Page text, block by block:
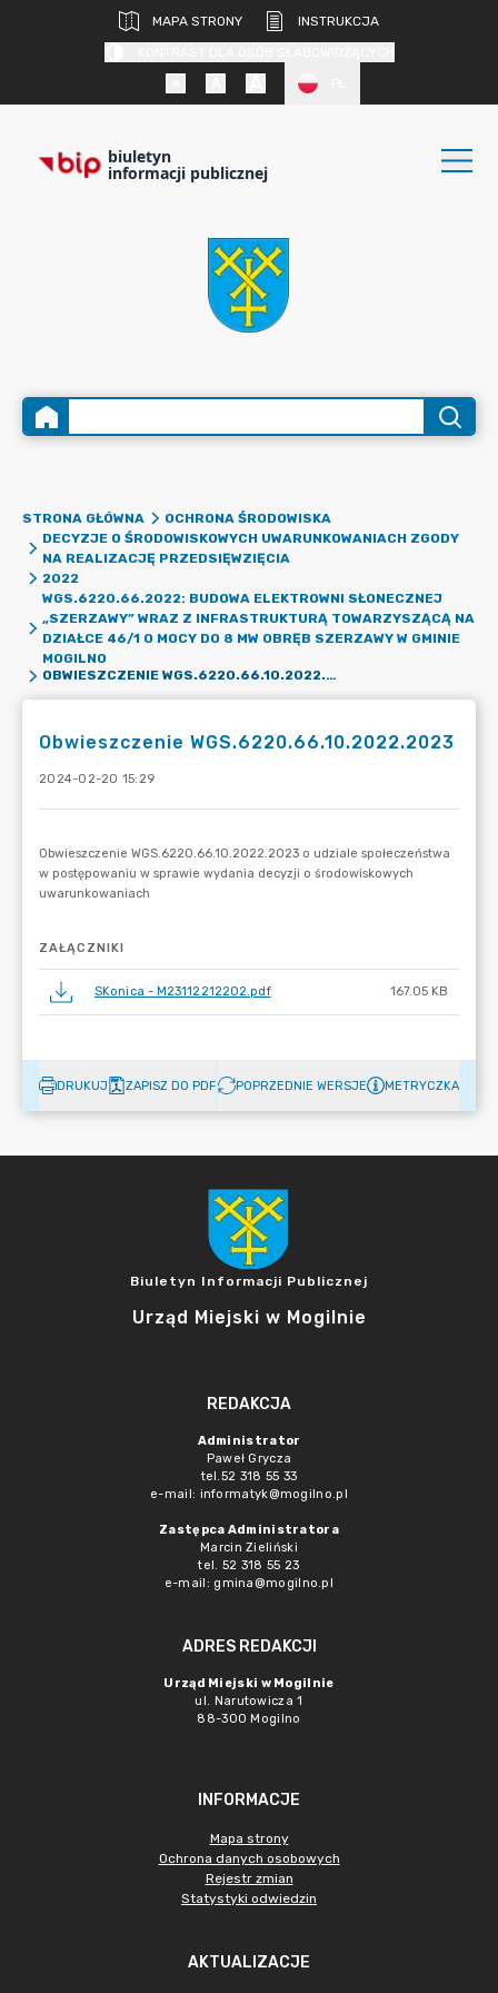
MAPA STRONY
INSTRUKCJA
biuletyn
informacji publicznej
STRONA GŁÓWNA
OCHRONA ŚRODOWISKA
DECYZJE O ŚRODOWISKOWYCH UWARUNKOWANIACH ZGODY
NA REALIZACJĘ PRZEDSIĘWZIĘCIA
2022
WGS.6220.66.2022: BUDOWA ELEKTROWNI SŁONECZNEJ
„SZERZAWY” WRAZ Z INFRASTRUKTURĄ TOWARZYSZĄCĄ NA
DZIAŁCE 46/1 O MOCY DO 8 MW OBRĘB SZERZAWY W GMINIE
MOGILNO
OBWIESZCZENIE WGS.6220.66.10.2022.2023
Obwieszczenie WGS.6220.66.10.2022.2023
2024-02-20 15:29
ZAŁĄCZNIKI
SKonica - M23112212202.pdf 167.05 KB
DRUKUJ ZAPISZ DO PDF POPRZEDNIE WERSJE METRYCZKA
Biuletyn Informacji Publicznej
Urząd Miejski w Mogilnie
REDAKCJA
Administrator
Paweł Grycza
tel.52 318 55 33
e-mail: informatyk@mogilno.pl
Zastępca Administratora
Marcin Zieliński
tel. 52 318 55 23
e-mail: gmina@mogilno.pl
ADRES REDAKCJI
Urząd Miejski w Mogilnie
ul. Narutowicza 1
88-300 Mogilno
INFORMACJE
Mapa strony
Ochrona danych osobowych
Rejestr zmian
Statystyki odwiedzin
AKTUALIZACJE